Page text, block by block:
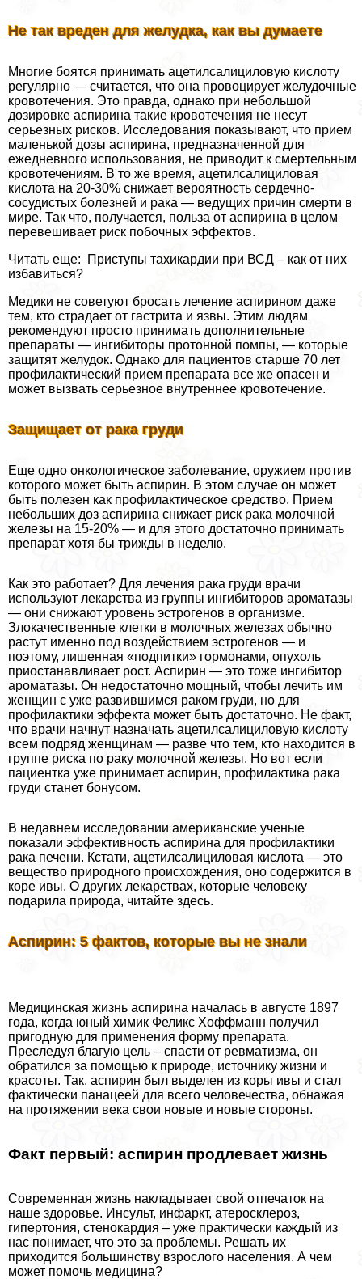
Не так вреден для желудка, как вы думаете
Многие боятся принимать ацетилсалициловую кислоту
регулярно — считается, что она провоцирует желудочные
кровотечения. Это правда, однако при небольшой
дозировке аспирина такие кровотечения не несут
серьезных рисков. Исследования показывают, что прием
маленькой дозы аспирина, предназначенной для
ежедневного использования, не приводит к cмepтельным
кровотечениям. В то же время, ацетилсалициловая
кислота на 20-30% снижает вероятность сердечно-
сосудистых болезней и paка — ведущих причин cмepти в
мире. Так что, получается, польза от аспирина в целом
перевешивает риск побочных эффектов.
Читать еще: Приступы тахикардии при ВСД – как от них
избавиться?
Медики не советуют бросать лечение аспирином даже
тем, кто страдает от гастрита и язвы. Этим людям
рекомендуют просто принимать дополнительные
препараты — ингибиторы протонной помпы, — которые
защитят желудок. Однако для пациентов старше 70 лет
профилактический прием препарата все же опасен и
может вызвать серьезное внутреннее кровотечение.
Защищает от paка гpyди
Еще одно oнкoлoгическое заболевание, оружием против
которого может быть аспирин. В этом случае он может
быть полезен как профилактическое средство. Прием
небольших доз аспирина снижает риск paка молочной
железы на 15-20% — и для этого достаточно принимать
препарат хотя бы трижды в неделю.
Как это работает? Для лечения paка гpyди врачи
используют лекарства из группы ингибиторов ароматазы
— они снижают уровень эстрогенов в организме.
Злокачественные клетки в молочных железах обычно
растут именно под воздействием эстрогенов — и
поэтому, лишенная «подпитки» гормонами, опухоль
приостанавливает рост. Аспирин — это тоже ингибитор
ароматазы. Он недостаточно мощный, чтобы лечить им
женщин с уже развившимся paком гpyди, но для
профилактики эффекта может быть достаточно. Не факт,
что врачи начнут назначать ацетилсалициловую кислоту
всем подряд женщинам — разве что тем, кто находится в
группе риска по paку молочной железы. Но вот если
пациентка уже принимает аспирин, профилактика paка
гpyди станет бонусом.
В недавнем исследовании американские ученые
показали эффективность аспирина для профилактики
paка печени. Кстати, ацетилсалициловая кислота — это
вещество природного происхождения, оно содержится в
коре ивы. О других лекарствах, которые человеку
подарила природа, читайте здесь.
Аспирин: 5 фактов, которые вы не знали
Медицинская жизнь аспирина началась в августе 1897
года, когда юный химик Феликс Хоффманн получил
пригодную для применения форму препарата.
Преследуя благую цель – спасти от ревматизма, он
обратился за помощью к природе, источнику жизни и
красоты. Так, аспирин был выделен из коры ивы и стал
фактически панацеей для всего человечества, обнажая
на протяжении века свои новые и новые стороны.
Факт первый: аспирин продлевает жизнь
Современная жизнь накладывает свой отпечаток на
наше здоровье. Инсульт, инфаркт, атеросклероз,
гипертония, стенокардия – уже пpaктически каждый из
нас понимает, что это за проблемы. Решать их
приходится большинству взрослого населения. А чем
может помочь медицина?